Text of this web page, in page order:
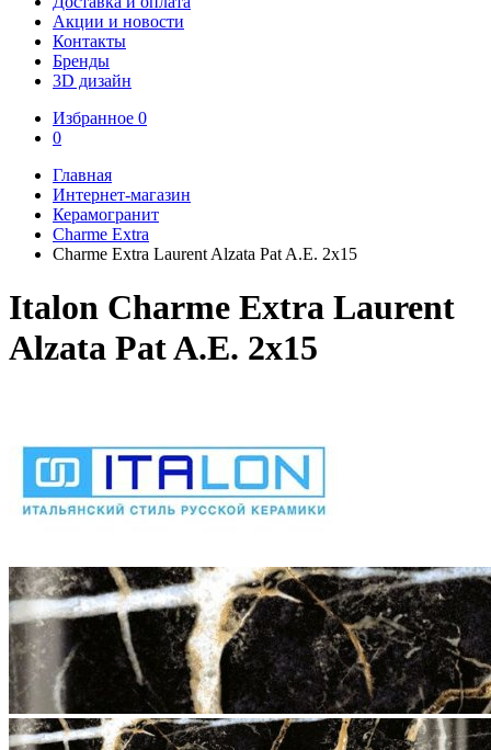
Акции и новости
Контакты
Бренды
3D дизайн
Избранное 0
0
Главная
Интернет-магазин
Керамогранит
Charme Extra
Charme Extra Laurent Alzata Pat A.E. 2x15
Italon Charme Extra Laurent
Alzata Pat A.E. 2x15